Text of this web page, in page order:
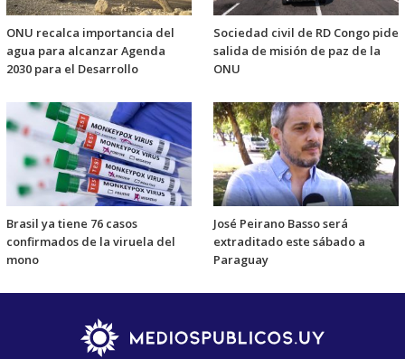
ONU recalca importancia del
agua para alcanzar Agenda
2030 para el Desarrollo
Sociedad civil de RD Congo pide
salida de misión de paz de la
ONU
Brasil ya tiene 76 casos
confirmados de la viruela del
mono
José Peirano Basso será
extraditado este sábado a
Paraguay